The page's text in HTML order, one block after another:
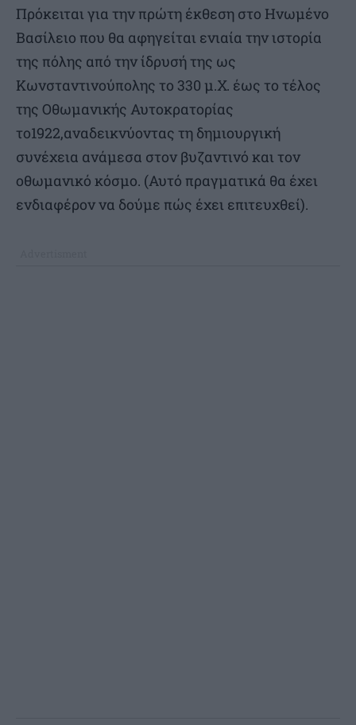
Πρόκειται για την πρώτη έκθεση στο Ηνωμένο
Βασίλειο που θα αφηγείται ενιαία την ιστορία
της πόλης από την ίδρυσή της ως
Κωνσταντινούπολης το 330 μ.Χ. έως το τέλος
της Οθωμανικής Αυτοκρατορίας
το1922,αναδεικνύοντας τη δημιουργική
συνέχεια ανάμεσα στον βυζαντινό και τον
οθωμανικό κόσμο. (Αυτό πραγματικά θα έχει
ενδιαφέρον να δούμε πώς έχει επιτευχθεί).